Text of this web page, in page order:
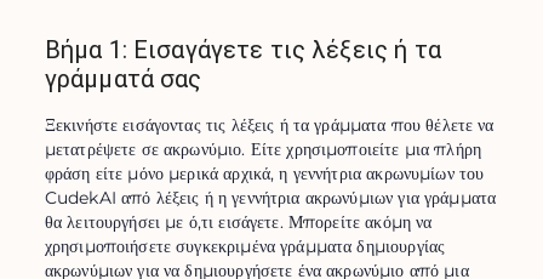
Βήμα 1: Εισαγάγετε τις λέξεις ή τα
γράμματά σας
Ξεκινήστε εισάγοντας τις λέξεις ή τα γράμματα που θέλετε να
μετατρέψετε σε ακρωνύμιο. Είτε χρησιμοποιείτε μια πλήρη
φράση είτε μόνο μερικά αρχικά, η γεννήτρια ακρωνυμίων του
CudekAI από λέξεις ή η γεννήτρια ακρωνύμιων για γράμματα
θα λειτουργήσει με ό,τι εισάγετε. Μπορείτε ακόμη να
χρησιμοποιήσετε συγκεκριμένα γράμματα δημιουργίας
ακρωνύμιων για να δημιουργήσετε ένα ακρωνύμιο από μια